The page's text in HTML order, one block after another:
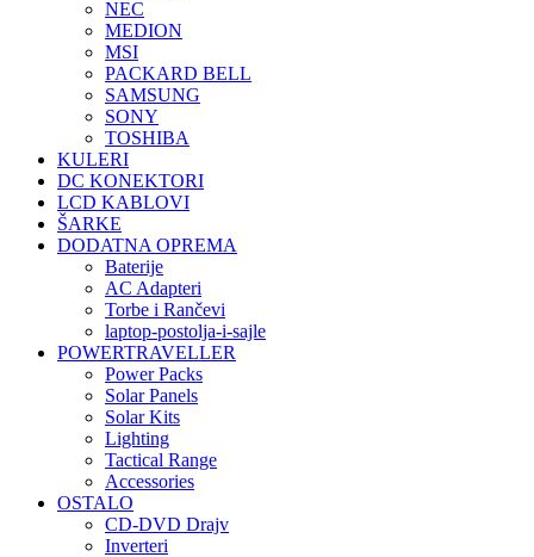
NEC
MEDION
MSI
PACKARD BELL
SAMSUNG
SONY
TOSHIBA
KULERI
DC KONEKTORI
LCD KABLOVI
ŠARKE
DODATNA OPREMA
Baterije
AC Adapteri
Torbe i Rančevi
laptop-postolja-i-sajle
POWERTRAVELLER
Power Packs
Solar Panels
Solar Kits
Lighting
Tactical Range
Accessories
OSTALO
CD-DVD Drajv
Inverteri